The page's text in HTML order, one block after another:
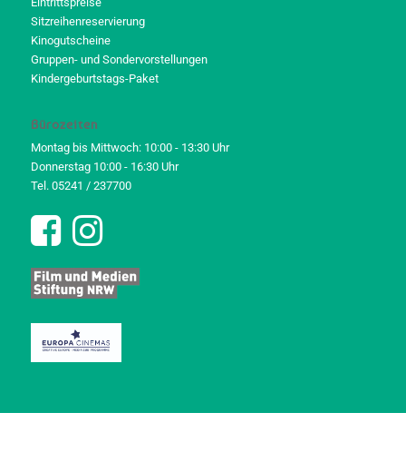
Sitzreihenreservierung
Kinogutscheine
Gruppen- und Sondervorstellungen
Kindergeburtstags-Paket
Bürozeiten
Montag bis Mittwoch: 10:00 - 13:30 Uhr
Donnerstag 10:00 - 16:30 Uhr
Tel. 05241 / 237700